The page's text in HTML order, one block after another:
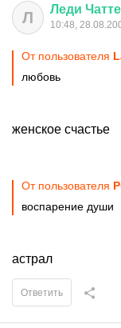
Л Леди
10:48,
От пользователя
любовь
женское счастье
От пользователя
воспарение души
астрал
Ответить